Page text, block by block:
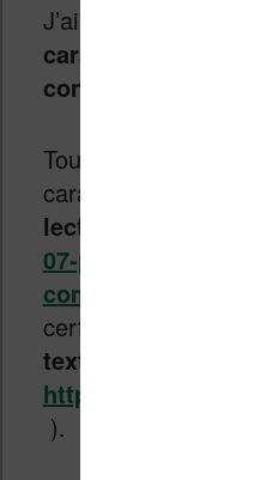
J’ai trouvé une
caractères
conçue pour la
Tout d’abord, le
caractère
lecture
https://
07-personalized-
certains cas, sur
texte
https://
).